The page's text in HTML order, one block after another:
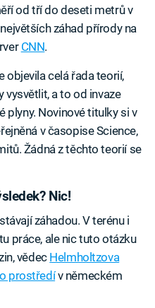
od tří do deseti metrů v
záhad přírody na
CNN.
objevila celá řada teorií,
vysvětlit, a to od invaze
plyny. Novinové titulky si v
v časopise Science,
Žádná z těchto teorií se
Nic!
záhadou. V terénu i
práce, ale nic tuto otázku
vědec Helmholtzova
prostředív německém